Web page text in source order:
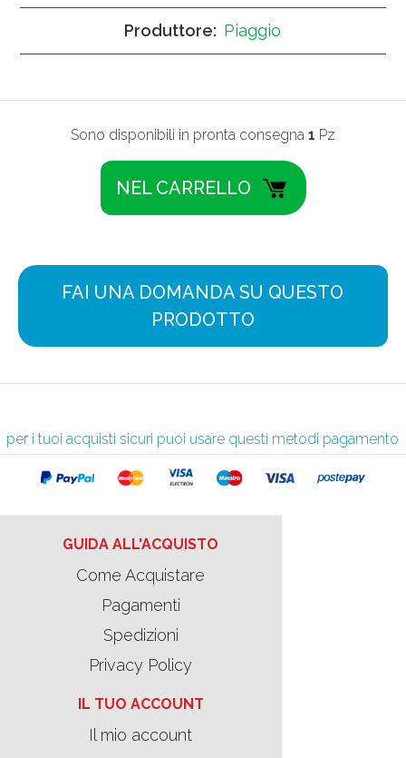
Produttore: Piaggio
Sono disponibili in pronta consegna 1 Pz
FAI UNA DOMANDA SU QUESTO
PRODOTTO
per i tuoi acquisti sicuri puoi usare questi metodi pagamento
GUIDA ALL'ACQUISTO
Come Acquistare
Pagamenti
Spedizioni
Privacy Policy
IL TUO ACCOUNT
Il mio account